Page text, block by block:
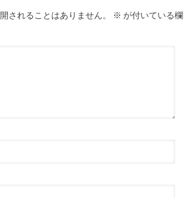
されることはありません。 ※ が付いている欄